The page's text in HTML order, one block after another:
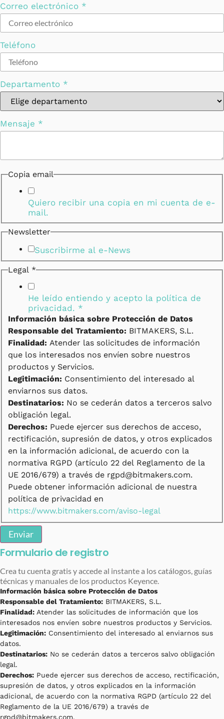
Correo electrónico *
Teléfono
Departamento *
Mensaje *
Copia email
Quiero recibir una copia en mi cuenta de e-
mail.
Newsletter
Suscribirme al e-News
Legal *
He leído entiendo y acepto la política de
privacidad. *
Información básica sobre Protección de Datos
Responsable del Tratamiento: BITMAKERS, S.L.
Finalidad: Atender las solicitudes de información
que los interesados nos envíen sobre nuestros
productos y Servicios.
Legitimación: Consentimiento del interesado al
enviarnos sus datos.
Destinatarios: No se cederán datos a terceros salvo
obligación legal.
Derechos: Puede ejercer sus derechos de acceso,
rectificación, supresión de datos, y otros explicados
en la información adicional, de acuerdo con la
normativa RGPD (artículo 22 del Reglamento de la
UE 2016/679) a través de rgpd@bitmakers.com.
Puede obtener información adicional de nuestra
política de privacidad en
https://www.bitmakers.com/aviso-legal
Enviar
Formulario de registro
Crea tu cuenta gratis y accede al instante a los catálogos, guías
técnicas y manuales de los productos Keyence.
Información básica sobre Protección de Datos
Responsable del Tratamiento: BITMAKERS, S.L.
Finalidad: Atender las solicitudes de información que los
interesados nos envíen sobre nuestros productos y Servicios.
Legitimación: Consentimiento del interesado al enviarnos sus
datos.
Destinatarios: No se cederán datos a terceros salvo obligación
legal.
Derechos: Puede ejercer sus derechos de acceso, rectificación,
supresión de datos, y otros explicados en la información
adicional, de acuerdo con la normativa RGPD (artículo 22 del
Reglamento de la UE 2016/679) a través de
rgpd@bitmakers.com.